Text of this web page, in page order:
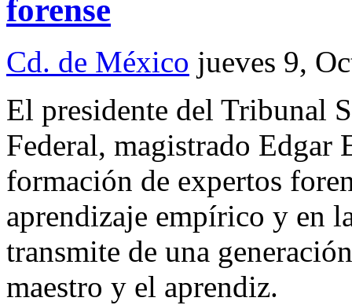
forense
Cd. de México jueves 9,
El presidente del Tribunal
Federal, magistrado Edgar
formación de expertos
aprendizaje empírico y en
transmite de una
maestro y el aprendiz.